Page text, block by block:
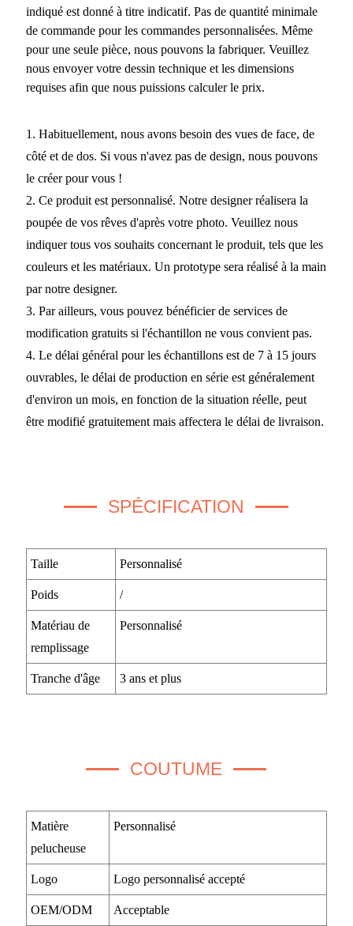
indiqué est donné à titre indicatif. Pas de quantité minimale
de commande pour les commandes personnalisées. Même
pour une seule pièce, nous pouvons la fabriquer. Veuillez
nous envoyer votre dessin technique et les dimensions
requises afin que nous puissions calculer le prix.
1. Habituellement, nous avons besoin des vues de face, de
côté et de dos. Si vous n'avez pas de design, nous pouvons
le créer pour vous !
2. Ce produit est personnalisé. Notre designer réalisera la
poupée de vos rêves d'après votre photo. Veuillez nous
indiquer tous vos souhaits concernant le produit, tels que les
couleurs et les matériaux. Un prototype sera réalisé à la main
par notre designer.
3. Par ailleurs, vous pouvez bénéficier de services de
modification gratuits si l'échantillon ne vous convient pas.
4. Le délai général pour les échantillons est de 7 à 15 jours
ouvrables, le délai de production en série est généralement
d'environ un mois, en fonction de la situation réelle, peut
être modifié gratuitement mais affectera le délai de livraison.
SPÉCIFICATION
Taille Personnalisé
Poids /
Matériau de
remplissage
Personnalisé
Tranche d'âge 3 ans et plus
COUTUME
Matière
pelucheuse
Personnalisé
Logo Logo personnalisé accepté
OEM/ODM Acceptable